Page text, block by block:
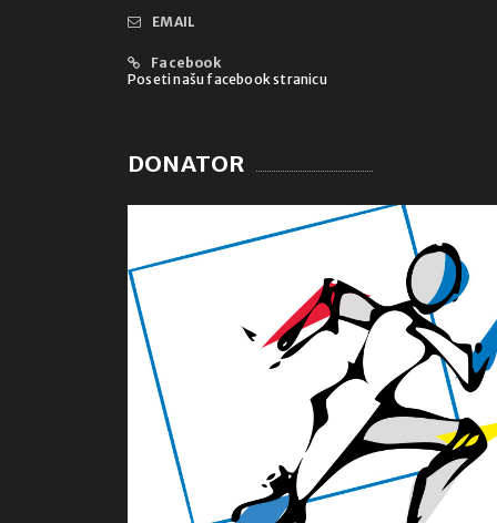
EMAIL
Facebook
Poseti našu facebook stranicu
DONATOR